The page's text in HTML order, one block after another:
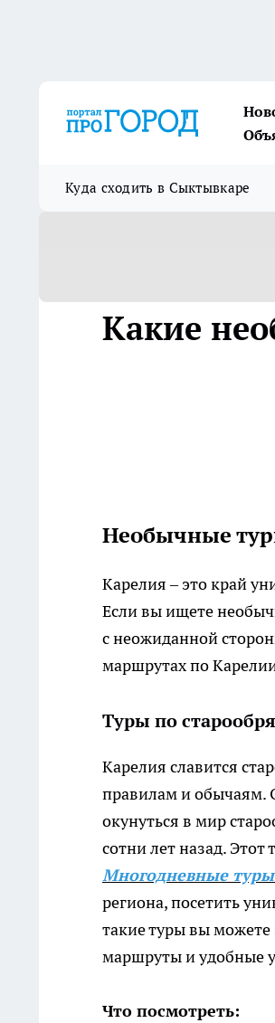
Куда сходить в Сыктывкаре
Какие
Необычные
Карелия – это край
Если вы ищете
с неожиданной
маршрутах по
Туры по
Карелия славится
правилам и обычаям.
окунуться в мир
сотни лет назад. Этот
Многодневные
региона, посетить
такие туры вы можете
маршруты и удобные
Что посмотреть: